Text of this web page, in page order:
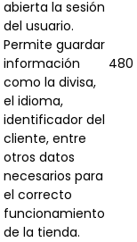
abierta la sesión
del usuario.
Permite guardar
información
como la divisa,
el idioma,
identificador del
cliente, entre
otros datos
necesarios para
el correcto
funcionamiento
de la tienda.
480